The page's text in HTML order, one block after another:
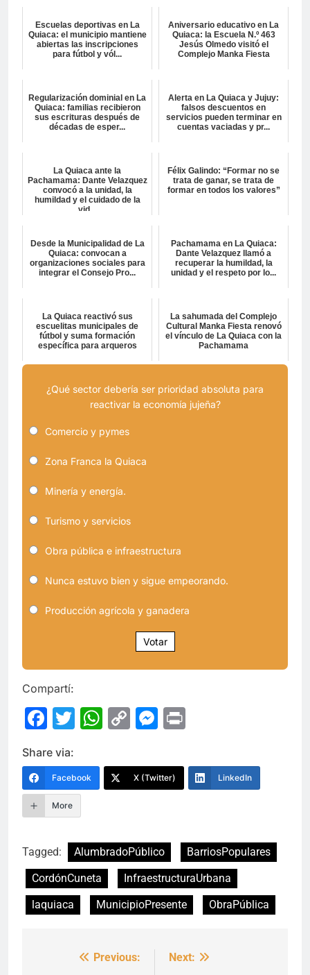
Escuelas deportivas en La
Quiaca: el municipio mantiene
abiertas las inscripciones
para fútbol y vól...
Aniversario educativo en La
Quiaca: la Escuela N.º 463
Jesús Olmedo visitó el
Complejo Manka Fiesta
Regularización dominial en La
Quiaca: familias recibieron
sus escrituras después de
décadas de esper...
Alerta en La Quiaca y Jujuy:
falsos descuentos en
servicios pueden terminar en
cuentas vaciadas y pr...
La Quiaca ante la
Pachamama: Dante Velazquez
convocó a la unidad, la
humildad y el cuidado de la
vid...
Félix Galindo: “Formar no se
trata de ganar, se trata de
formar en todos los valores”
Desde la Municipalidad de La
Quiaca: convocan a
organizaciones sociales para
integrar el Consejo Pro...
Pachamama en La Quiaca:
Dante Velazquez llamó a
recuperar la humildad, la
unidad y el respeto por lo...
La Quiaca reactivó sus
escuelitas municipales de
fútbol y suma formación
específica para arqueros
La sahumada del Complejo
Cultural Manka Fiesta renovó
el vínculo de La Quiaca con la
Pachamama
¿Qué sector debería ser prioridad absoluta para
reactivar la economía jujeña?
Comercio y pymes
Zona Franca la Quiaca
Minería y energía.
Turismo y servicios
Obra pública e infraestructura
Nunca estuvo bien y sigue empeorando.
Producción agrícola y ganadera
Votar
Compartí:
Facebook
Twitter
WhatsApp
CopyMessenger
Share via:
Facebook X (Twitter) LinkedIn
More
Tagged: AlumbradoPúblico
BarriosPopulares
CordónCuneta
InfraestructuraUrbana
laquiaca
MunicipioPresente ObraPública
Navegación
Previous:
Next: